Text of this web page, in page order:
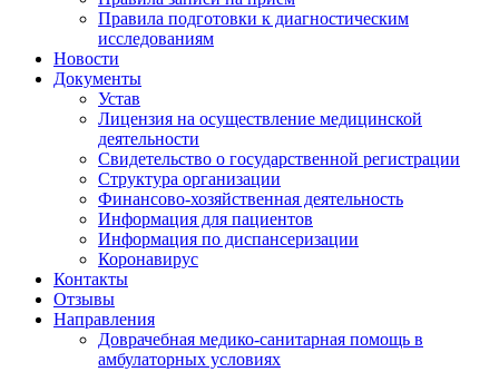
Правила подготовки к диагностическим
исследованиям
Новости
Документы
Устав
Лицензия на осуществление медицинской
деятельности
Свидетельство о государственной регистрации
Структура организации
Финансово-хозяйственная деятельность
Информация для пациентов
Информация по диспансеризации
Коронавирус
Контакты
Отзывы
Направления
Доврачебная медико-санитарная помощь в
амбулаторных условиях